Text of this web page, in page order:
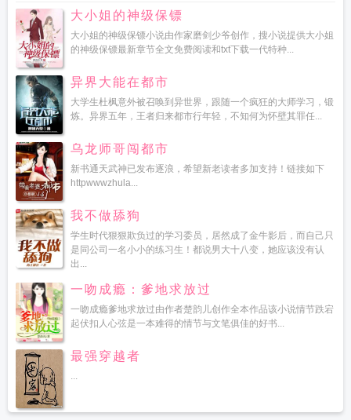
大小姐的神级保镖
大小姐的神级保镖小说由作家磨剑少爷创作，搜小说提供大小姐
的神级保镖最新章节全文免费阅读和txt下载一代特种...
异界大能在都市
大学生杜枫意外被召唤到异世界，跟随一个疯狂的大师学习，锻
炼。异界五年，王者归来都市行年轻，不知何为怀壁其罪任...
乌龙师哥闯都市
新书通天武神已发布逐浪，希望新老读者多加支持！链接如下
httpwwwzhula...
我不做舔狗
学生时代狠狠欺负过的学习委员，居然成了金牛影后，而自己只
是同公司一名小小的练习生！都说男大十八变，她应该没有认
出...
一吻成瘾：爹地求放过
一吻成瘾爹地求放过由作者楚韵儿创作全本作品该小说情节跌宕
起伏扣人心弦是一本难得的情节与文笔俱佳的好书...
最强穿越者
...